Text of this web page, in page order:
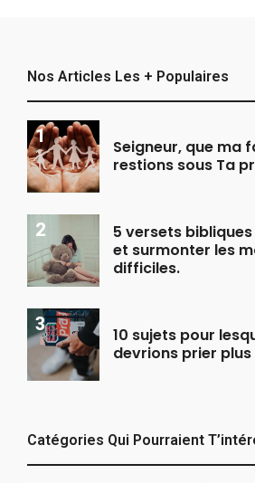
Nos Articles Les + Populaires
Seigneur, que ma
restions sous Ta
5 versets
et surmonter les
difficiles.
10 sujets pour
devrions prier
Catégories Qui Pourraient